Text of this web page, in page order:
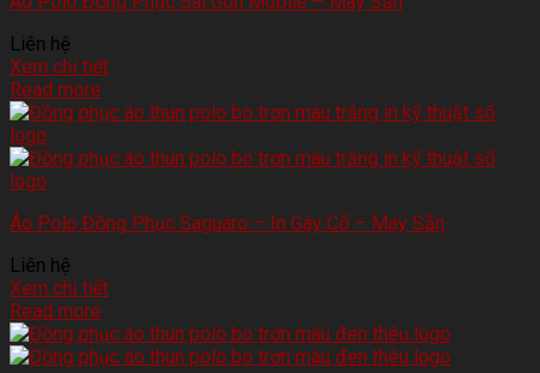
Liên hệ
Xem chi tiết
Read more
Áo Polo Đồng Phục Saguaro – In Gáy Cổ – May Sẵn
Liên hệ
Xem chi tiết
Read more